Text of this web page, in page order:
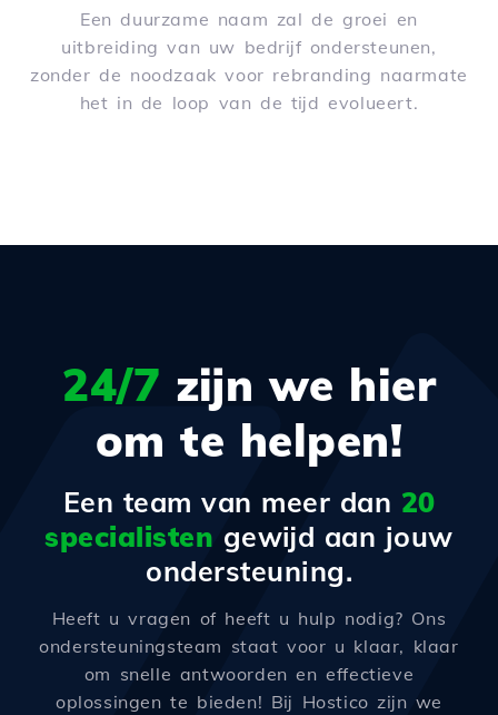
Een duurzame naam zal de groei en
uitbreiding van uw bedrijf ondersteunen,
zonder de noodzaak voor rebranding naarmate
het in de loop van de tijd evolueert.
24/7 zijn we hier
om te helpen!
Een team van meer dan 20
specialisten gewijd aan jouw
ondersteuning.
Heeft u vragen of heeft u hulp nodig? Ons
ondersteuningsteam staat voor u klaar, klaar
om snelle antwoorden en effectieve
oplossingen te bieden! Bij Hostico zijn we